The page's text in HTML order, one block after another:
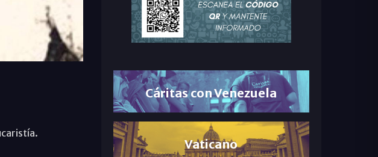
Cáritas con Venezuela
Vaticano